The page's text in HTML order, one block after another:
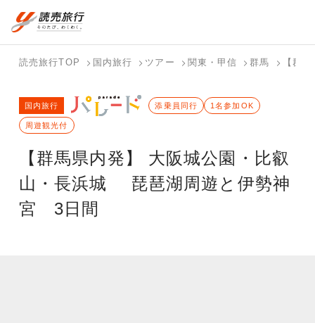
国内旅行トップ
バスツアー
を探す
個人旅行
（ブーケ）を探す
ら探す
探す
す
海外旅行トップ
海外特集か
ら探す
テーマから
探す
す
読売旅行TOP 国内旅行 ツアー 関東・甲信 群馬 【群
【群馬県内発】 大阪城公園・比叡
山・長浜城 琵琶湖周遊と伊勢神
宮 3日間
国内旅行 添乗員同行 1名参加OK
周遊観光付